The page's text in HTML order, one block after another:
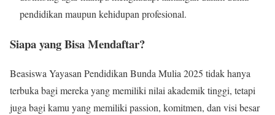
pendidikan maupun kehidupan profesional.
Siapa yang Bisa Mendaftar?
Beasiswa Yayasan Pendidikan Bunda Mulia 2025 tidak hanya
terbuka bagi mereka yang memiliki nilai akademik tinggi, tetapi
juga bagi kamu yang memiliki passion, komitmen, dan visi besar